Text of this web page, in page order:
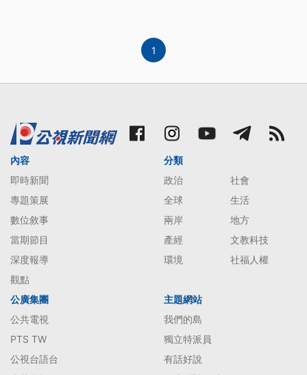
1
內容
即時新聞
專題策展
數位敘事
當期節目
深度報導
觀點
分類
政治
社會
全球
生活
兩岸
地方
產經
文教科技
環境
社福人權
公廣集團
公共電視
PTS TW
公視台語台
主題網站
我們的島
獨立特派員
有話好說